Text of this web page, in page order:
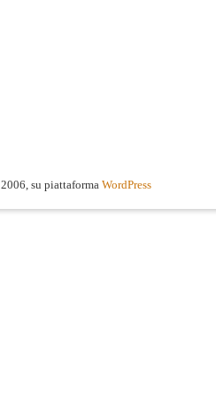
2006, su piattaforma WordPress